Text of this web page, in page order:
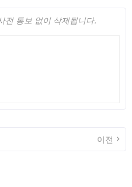
전 통보 없이 삭제됩니다.
이전